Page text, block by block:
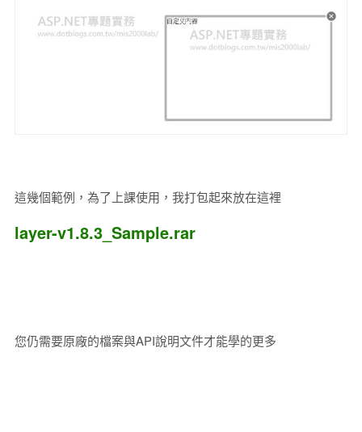
這幾個範例，為了上課使用，我打包起來放在這裡
layer-v1.8.3_Sample.rar
您仍需要原廠的檔案與API說明文件才能學的更多